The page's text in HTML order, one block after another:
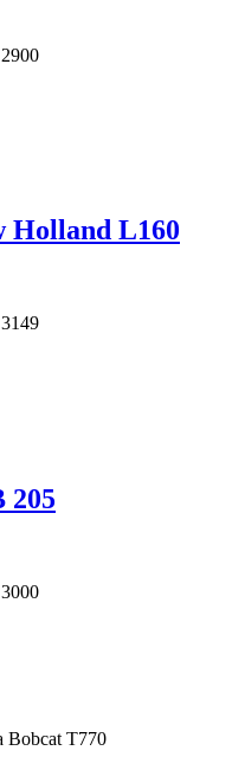
2900
Holland L160
3149
205
3000
Bobcat Т770